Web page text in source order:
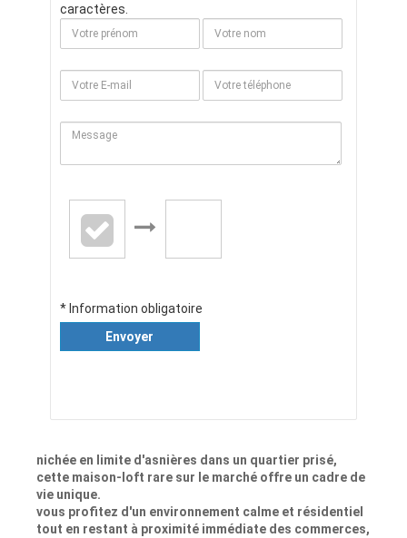
caractères.
* Information obligatoire
Envoyer
nichée en limite d'asnières dans un quartier prisé,
cette maison-loft rare sur le marché offre un cadre de
vie unique.
vous profitez d'un environnement calme et résidentiel
tout en restant à proximité immédiate des commerces,